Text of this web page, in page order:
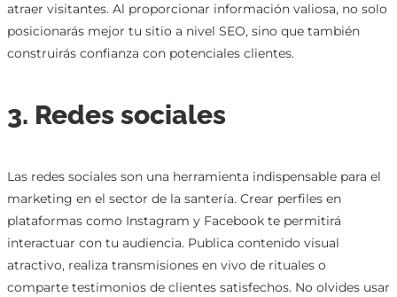
atraer visitantes. Al proporcionar información valiosa, no solo
posicionarás mejor tu sitio a nivel SEO, sino que también
construirás confianza con potenciales clientes.
3. Redes sociales
Las redes sociales son una herramienta indispensable para el
marketing en el sector de la santería. Crear perfiles en
plataformas como Instagram y Facebook te permitirá
interactuar con tu audiencia. Publica contenido visual
atractivo, realiza transmisiones en vivo de rituales o
comparte testimonios de clientes satisfechos. No olvides usar